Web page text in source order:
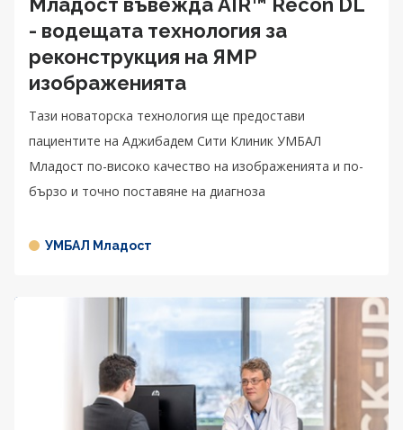
- водещата технология за
реконструкция на ЯМР
изображенията
Тази новаторска технология ще предостави
пациентите на Аджибадем Сити Клиник УМБАЛ
Младост по-високо качество на изображенията и по-
бързо и точно поставяне на диагноза
УМБАЛ Младост